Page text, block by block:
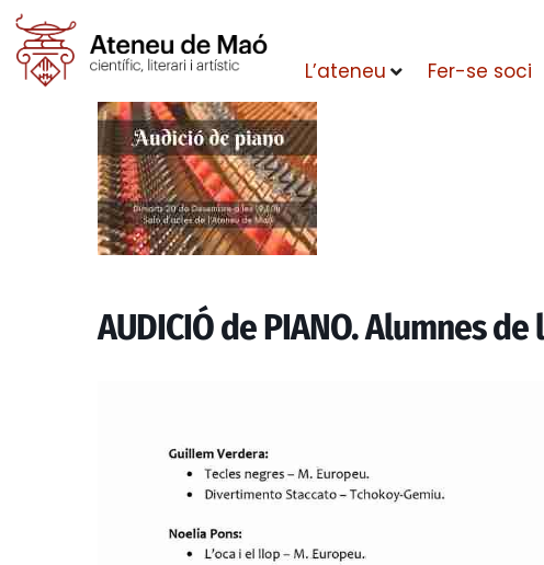
L’ateneu Fer-se soci
AUDICIÓ de PIANO. Alumnes de